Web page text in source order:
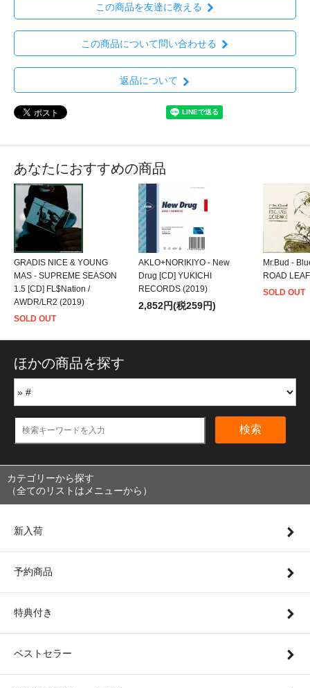
この商品を友達に教える
この商品について問い合わせる
返品について
あなたにおすすめの商品
GRADIS NICE & YOUNG
MAS - SUPREME SEASON
1.5 [CD] FL$Nation /
AWDR/LR2 (2019)
SOLD OUT
AKLO+NORIKIYO - New
Drug [CD] YUKICHI
RECORDS (2019)
2,852円(税259円)
Mr.Bud -
ROAD
SOLD OUT
ほかの商品を探す
検索
カテゴリーから探す
（全てのリストはメニューから）
新入荷
予約商品
特典付き
ベストセラー